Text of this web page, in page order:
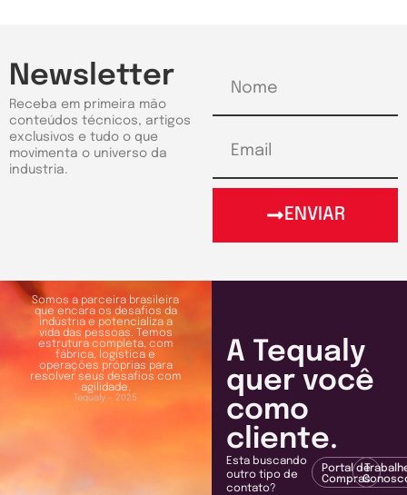
Newsletter
Receba em primeira mão
conteúdos técnicos, artigos
exclusivos e tudo o que
movimenta o universo da
industria.
ENVIAR
Somos a parceira brasileira
que encara os desafios da
indústria e potencializa a
vida das pessoas. Temos
estrutura completa, com
fábrica, logística e
operações próprias para
resolver seus desafios com
agilidade.
Tequaly - 2025
A Tequaly
quer você
como
cliente.
Esta buscando
outro tipo de
contato?
Portal de
Compras